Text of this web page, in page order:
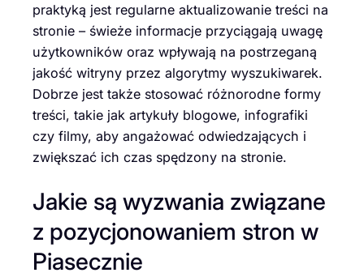
praktyką jest regularne aktualizowanie treści na
stronie – świeże informacje przyciągają uwagę
użytkowników oraz wpływają na postrzeganą
jakość witryny przez algorytmy wyszukiwarek.
Dobrze jest także stosować różnorodne formy
treści, takie jak artykuły blogowe, infografiki
czy filmy, aby angażować odwiedzających i
zwiększać ich czas spędzony na stronie.
Jakie są wyzwania związane
z pozycjonowaniem stron w
Piasecznie